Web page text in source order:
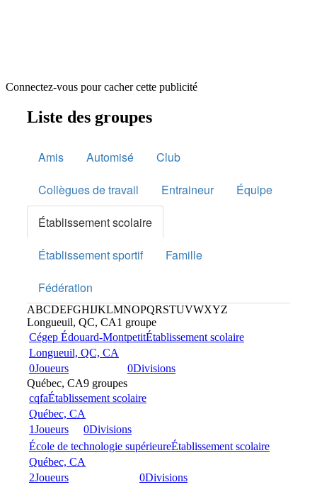
Connectez-vous pour cacher cette publicité
Liste des groupes
Amis Automisé
Club
Collègues de travail
Entraineur
Équipe
Établissement scolaire
Établissement sportif
Famille
Fédération
ABCDEFGHIJKLMNOPQRSTUVWXYZ
Longueuil, QC, CA1 groupe
Cégep Édouard-MontpetitÉtablissement scolaire
Longueuil, QC, CA
0Joueurs 0Divisions
Québec, CA9 groupes
cqfaÉtablissement scolaire
Québec, CA
1Joueurs 0Divisions
École de technologie supérieureÉtablissement scolaire
Québec, CA
2Joueurs 0Divisions